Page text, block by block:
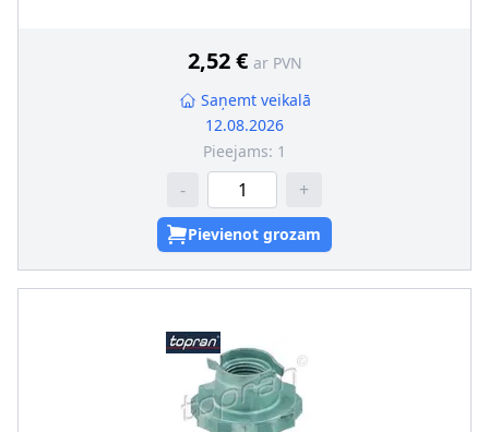
Iekšējās vītnes izmērs:M24 x 1,5
2,52 € ar PVN
Saņemt veikalā
12.08.2026
Pieejams: 1
- +
Pievienot grozam